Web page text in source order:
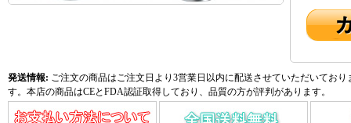
発送情報: ご注文の商品はご注文日より3営業日以内に配送させていただいてお
す。本店の商品はCEとFDA認証取得しており、品質の方が評判があります。